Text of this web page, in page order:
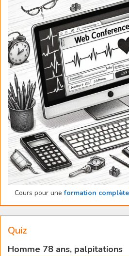
Cours pour uneformation complète
Quiz
Homme 78 ans, palpitations